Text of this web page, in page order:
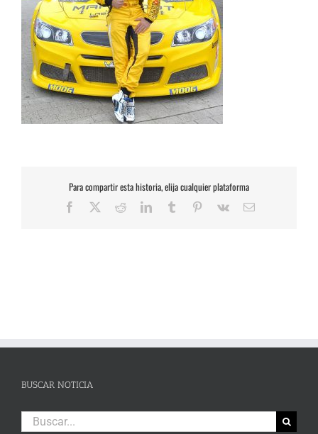
Para compartir esta historia, elija cualquier plataforma
Facebook RedditLinkedInTumblr Pinterest
Vk
Correo
BUSCAR NOTICIA
Buscar: